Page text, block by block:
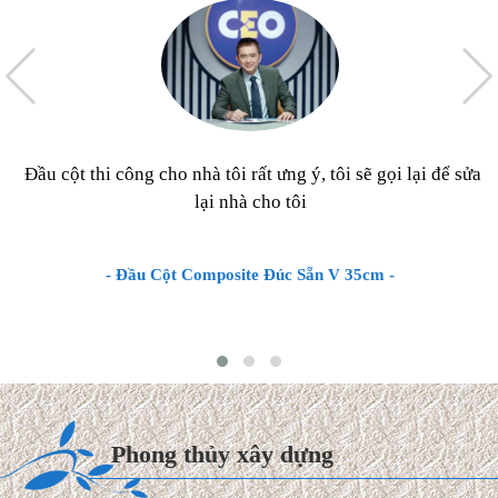
Đầu cột thi công cho nhà tôi rất ưng ý, tôi sẽ gọi lại để sửa
lại nhà cho tôi
- Đầu Cột Composite Đúc Sẵn V 35cm -
Phong thủy xây dựng
Chi phí xây dựng & Hoàn
thiện Biệt thự mái Thái 2027
Hiện nay, chi phí thi công hoàn
thiện trọn gói biệt thự mái